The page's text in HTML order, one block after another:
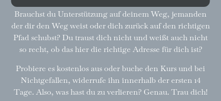
Brauchst du Unterstützung auf deinem Weg, jemanden
der dir den Weg weist oder dich zurück auf den richtigen
Pfad schubst? Du traust dich nicht und weißt auch nicht
so recht, ob das hier die richtige Adresse für dich ist?
Probiere es kostenlos aus oder buche den Kurs und bei
Nichtgefallen, widerrufe ihn innerhalb der ersten 14
Tage. Also, was hast du zu verlieren? Genau. Trau dich!